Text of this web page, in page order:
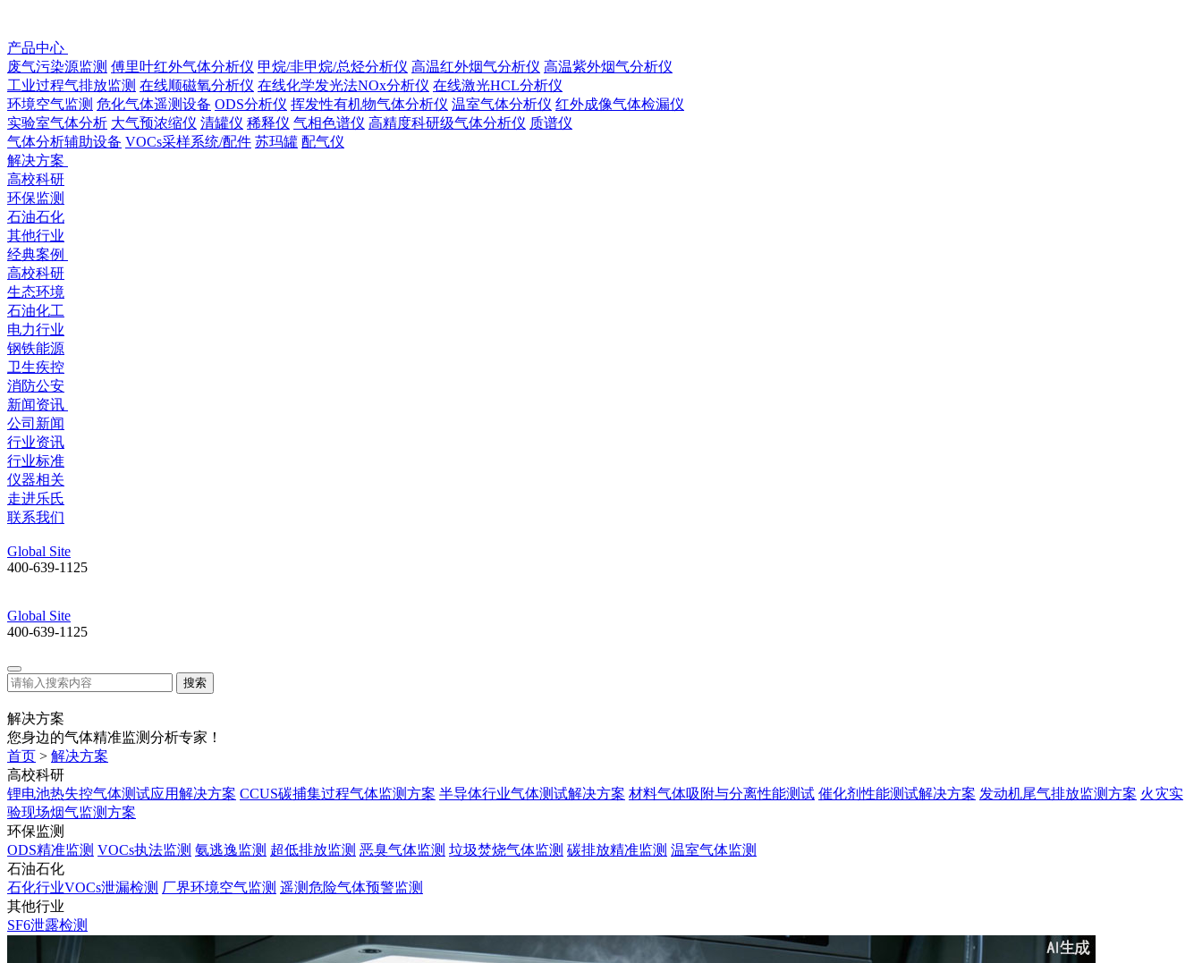
产品中心
废气污染源监测 傅里叶红外气体分析仪 甲烷/非甲烷/总烃分析仪 高温红外烟气分析仪 高温紫外烟气分析仪
工业过程气排放监测 在线顺磁氧分析仪 在线化学发光法NOx分析仪 在线激光HCL分析仪
环境空气监测 危化气体遥测设备 ODS分析仪 挥发性有机物⽓体分析仪 温室⽓体分析仪 红外成像气体检漏仪
实验室气体分析 大气预浓缩仪 清罐仪 稀释仪 气相色谱仪 高精度科研级⽓体分析仪 质谱仪
气体分析辅助设备 VOCs采样系统/配件 苏玛罐 配气仪
解决方案
高校科研
环保监测
石油石化
其他行业
经典案例
高校科研
生态环境
石油化工
电力行业
钢铁能源
卫生疾控
消防公安
新闻资讯
公司新闻
行业资讯
行业标准
仪器相关
走进乐氏
联系我们
Global Site
400-639-1125
Global Site
400-639-1125
搜索
解决方案
您身边的气体精准监测分析专家！
首页 > 解决方案
高校科研
锂电池热失控气体测试应用解决方案 CCUS碳捕集过程气体监测方案 半导体行业气体测试解决方案 材料气体吸附与分离性能测试 催化剂性能测试解决方案 发动机尾气排放监测方案 火灾实
验现场烟气监测方案
环保监测
ODS精准监测 VOCs执法监测 氨逃逸监测 超低排放监测 恶臭气体监测 垃圾焚烧气体监测 碳排放精准监测 温室气体监测
石油石化
石化行业VOCs泄漏检测 厂界环境空气监测 遥测危险气体预警监测
其他行业
SF6泄露检测